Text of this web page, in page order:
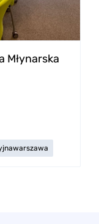
Młynarska